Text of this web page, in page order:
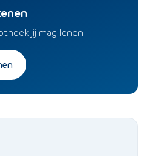
jij mag lenen